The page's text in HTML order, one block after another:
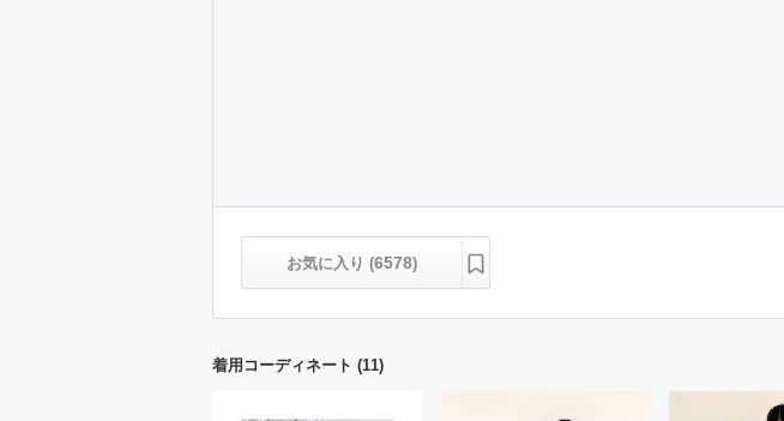
お気に入り (6578)
着用コーディネート (11)